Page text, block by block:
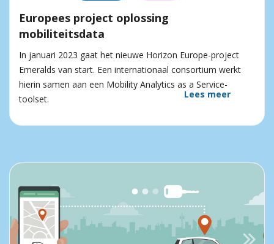
Europees project oplossing
mobiliteitsdata
In januari 2023 gaat het nieuwe Horizon Europe-project
Emeralds van start. Een internationaal consortium werkt
hierin samen aan een Mobility Analytics as a Service-
toolset.
Lees meer